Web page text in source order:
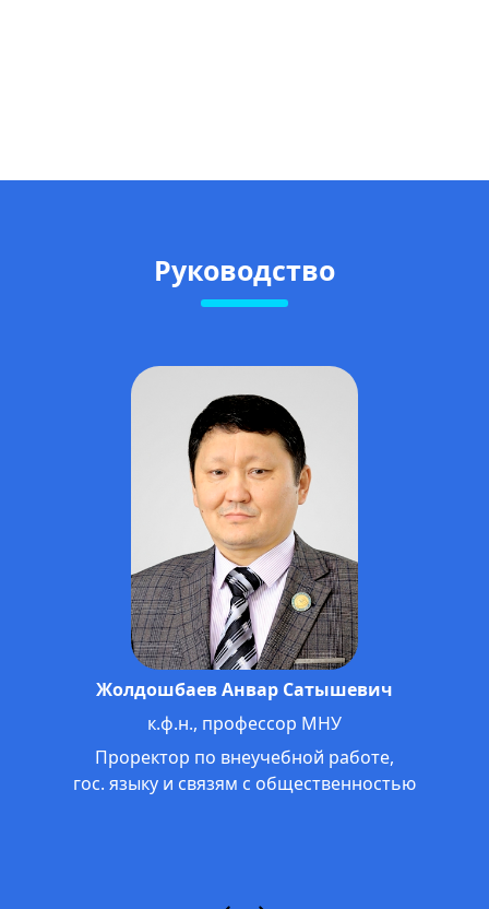
Руководство
Жолдошбаев Анвар Сатышевич
к.ф.н., профессор МНУ
Проректор по внеучебной работе,
гос. языку и связям с общественностью